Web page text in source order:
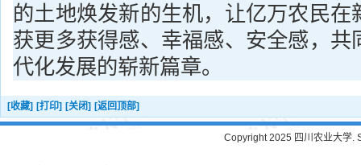
的土地焕发新的生机，让亿万农民在
获更多获得感、幸福感、安全感，共
代化发展的崭新篇章。
[收藏] [打印] [关闭] [返回顶部]
Copyright 2025 四川农业大学.